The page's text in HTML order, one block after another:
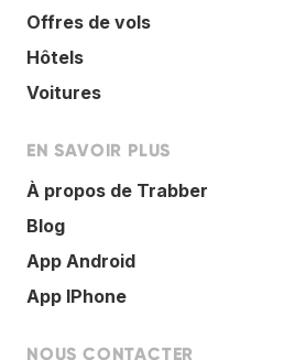
Offres de vols
Hôtels
Voitures
EN SAVOIR PLUS
À propos de Trabber
Blog
App Android
App IPhone
NOUS CONTACTER